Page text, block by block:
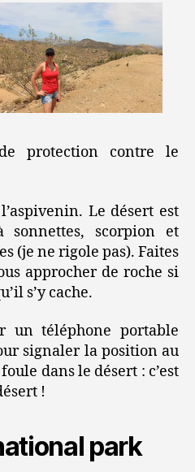
protection contre le
Le désert est
scorpion et
(je ne rigole pas). Faites
approcher de roche si
s’y cache.
un téléphone portable
signaler la position au
dans le désert : c’est
!
park